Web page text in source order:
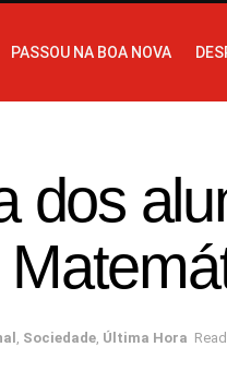
PASSOU NA BOA NOVA
dos
, Sociedade, Última Hora